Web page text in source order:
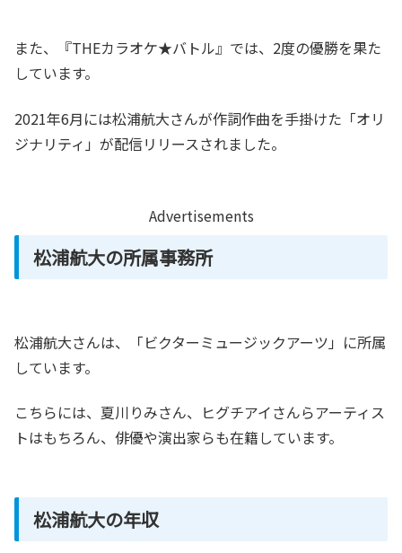
また、『THEカラオケ★バトル』では、2度の優勝を果た
しています。
2021年6月には松浦航大さんが作詞作曲を手掛けた「オリ
ジナリティ」が配信リリースされました。
Advertisements
松浦航大の所属事務所
松浦航大さんは、「ビクターミュージックアーツ」に所属
しています。
こちらには、夏川りみさん、ヒグチアイさんらアーティス
トはもちろん、俳優や演出家らも在籍しています。
松浦航大の年収